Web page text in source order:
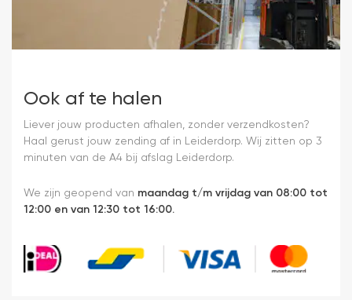
Ook af te halen
Liever jouw producten afhalen, zonder verzendkosten?
Haal gerust jouw zending af in Leiderdorp. Wij zitten op 3
minuten van de A4 bij afslag Leiderdorp.
We zijn geopend van maandag t/m vrijdag van 08:00 tot
12:00 en van 12:30 tot 16:00.